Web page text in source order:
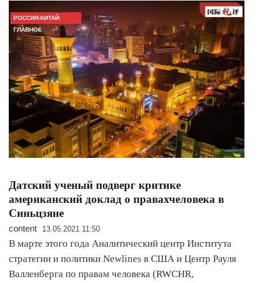
РОССИЯ-КИТАЙ:
ГЛАВНОЕ
Датский ученый подверг критике
американский доклад о правахчеловека в
Синьцзяне
content 13.05.2021 11:50
В марте этого года Аналитический центр Института
стратегии и политики Newlines в США и Центр Рауля
Валленберга по правам человека (RWCHR,